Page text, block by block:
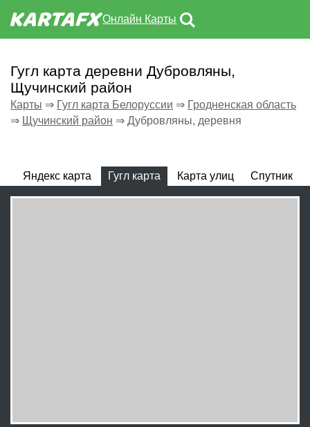
Онлайн Карты
Гугл карта деревни Дубровляны,
Щучинский район
Карты ⇒ Гугл карта Белоруссии ⇒ Гродненская область
⇒ Щучинский район ⇒ Дубровляны, деревня
Яндекс карта Гугл карта Карта улиц Спутник